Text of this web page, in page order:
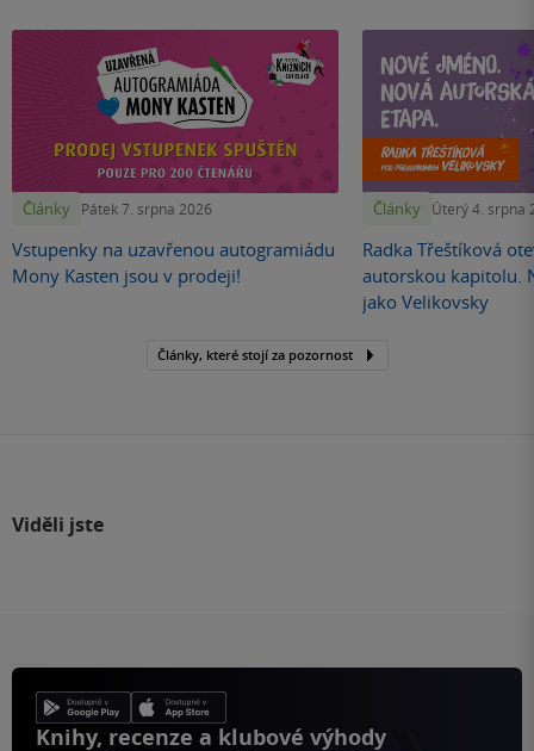
Články Pátek 7. srpna 2026
Vstupenky na uzavřenou autogramiádu
Mony Kasten jsou v prodeji!
Články Úterý 4. srpna
Radka Třeštíková
autorskou kapitolu.
jako Velikovsky
Články, které stojí za pozornost
Viděli jste
Knihy, recenze a klubové výhody